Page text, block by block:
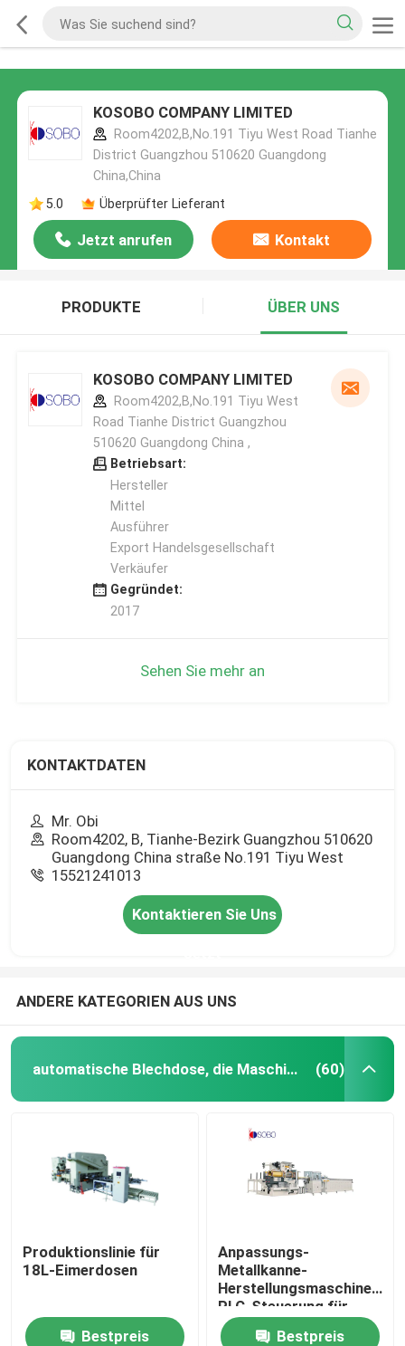
KOSOBO COMPANY LIMITED
Room4202,B,No.191 Tiyu West Road Tianhe
District Guangzhou 510620 Guangdong
China,China
5.0
Überprüfter Lieferant
Jetzt anrufen Kontakt
PRODUKTE ÜBER UNS
KOSOBO COMPANY LIMITED
Room4202,B,No.191 Tiyu West
Road Tianhe District Guangzhou
510620 Guangdong China ,
Betriebsart:
Hersteller
Mittel
Ausführer
Export Handelsgesellschaft
Verkäufer
Gegründet:
2017
Sehen Sie mehr an
KONTAKTDATEN
Mr. Obi
Room4202, B, Tianhe-Bezirk Guangzhou 510620
Guangdong China straße No.191 Tiyu West
15521241013
Kontaktieren Sie Uns
ANDERE KATEGORIEN AUS UNS
automatische Blechdose, die Maschine herstellt (60)
Produktionslinie für
18L-Eimerdosen
Bestpreis
Anpassungs-
Metallkanne-
Herstellungsmaschine
PLC-Steuerung für
Eimer
Bestpreis